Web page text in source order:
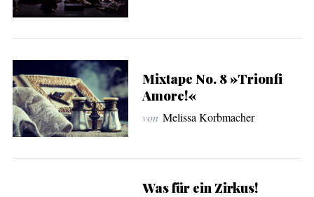
Mixtape No. 8 »Trionfi
Amore!«
von Melissa Korbmacher
Was für ein Zirkus!